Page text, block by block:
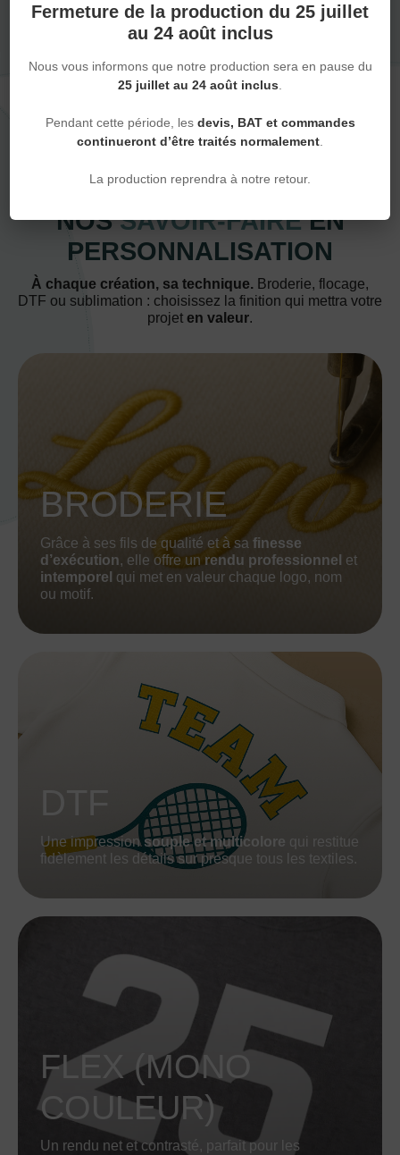
Fermeture de la production du 25 juillet
au 24 août inclus
Nous vous informons que notre production sera en pause du
25 juillet au 24 août inclus
Pendant cette période, les devis, BAT et commandes
continueront d’être traités normalement
La production reprendra à notre retour.
Techniques
NOSSAVOIR-FAIREEN
PERSONNALISATION
À chaque création, sa technique. Broderie, flocage,
DTF ou sublimation : choisissez la finition qui mettra votre
projet en valeur.
BRODERIE
Grâce à ses fils de qualité et à sa finesse
d’exécution, elle offre un rendu professionnel et
intemporel qui met en valeur chaque logo, nom
ou motif.
DTF
Une impressionsouple et multicolore qui restitue
fidèlement les détails sur presque tous les textiles.
FLEX (MONO
COULEUR)
Un rendu net et contrasté, parfait pour les